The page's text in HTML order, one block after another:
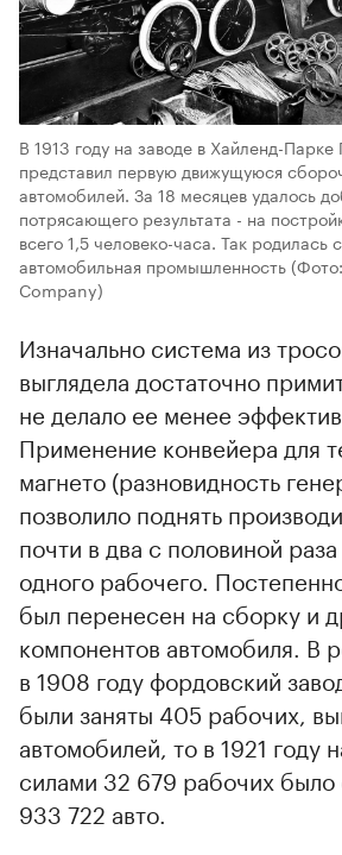
В 1913 году на заводе в Хайленд-
представил первую движущуюся
автомобилей. За 18 месяцев удалось
потрясающего результата - на
всего 1,5 человеко-часа. Так родилась
автомобильная промышленность
Company)
Изначально система из
выглядела достаточно
не делало ее менее
Применение конвейера для
магнето (разновидность
позволило поднять
почти в два с половиной
одного рабочего.
был перенесен на сборку и
компонентов автомобиля. В
в 1908 году фордовский
были заняты 405 рабочих,
автомобилей, то в 1921 году
силами 32 679 рабочих
933 722 авто.